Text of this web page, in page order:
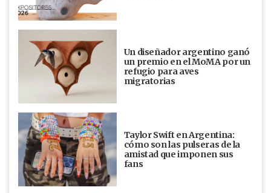
Un diseñador argentino ganó
un premio en el MoMA por un
refugio para aves
migratorias
Taylor Swift en Argentina:
cómo son las pulseras de la
amistad que imponen sus
fans